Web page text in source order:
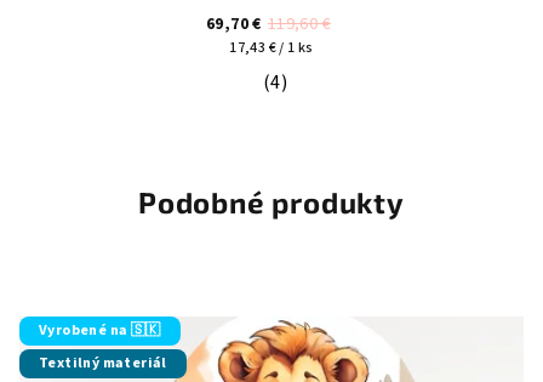
69,70 € 119,60 €
Jednotková
cena:
17,43 € / 1 ks
Priemerné hodnotenie produktu
(4)
Podobné produkty
Vyrobené na 🇸🇰
Textilný materiál